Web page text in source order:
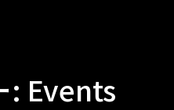
: Events